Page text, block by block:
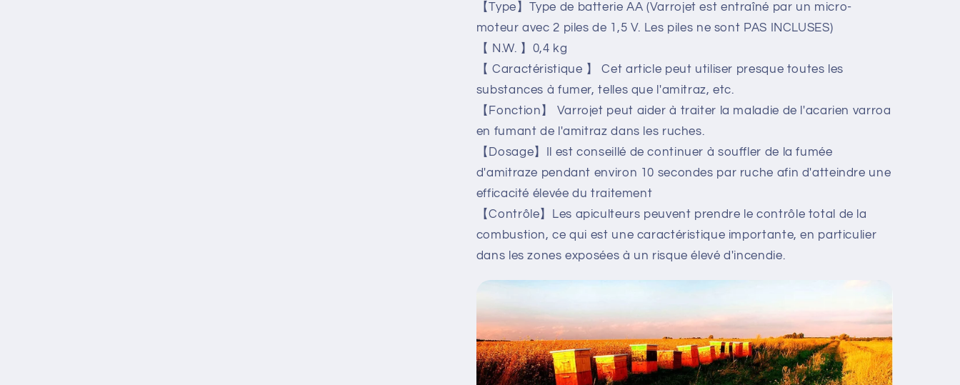
【Type】Type de batterie AA (Varrojet est entraîné par un micro-
moteur avec 2 piles de 1,5 V. Les piles ne sont PAS INCLUSES)
【 N.W. 】0,4 kg
【 Caractéristique 】 Cet article peut utiliser presque toutes les
substances à fumer, telles que l'amitraz, etc.
【Fonction】 Varrojet peut aider à traiter la maladie de l'acarien varroa
en fumant de l'amitraz dans les ruches.
【Dosage】Il est conseillé de continuer à souffler de la fumée
d'amitraze pendant environ 10 secondes par ruche afin d'atteindre une
efficacité élevée du traitement
【Contrôle】Les apiculteurs peuvent prendre le contrôle total de la
combustion, ce qui est une caractéristique importante, en particulier
dans les zones exposées à un risque élevé d'incendie.